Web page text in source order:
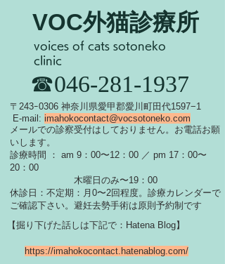
VOC外猫診療所
​☎046-281-1937
​〒243ｰ0306 神奈川県愛甲郡愛川町田代1597−1
E-mail: imahokocontact@vocsotoneko.com
​メールでの診察受付はしておりません。お電話お願
いします。
診療時間 ： am 9：00〜12：00 ／ pm 17：00〜
20：00
木曜日のみ〜19：00
休診日：不定期：月0〜2回程度。診療カレンダーで
ご確認下さい。 ​避妊去勢手術は原則予約制です
voices of cats sotoneko
clinic
https://imahokocontact.hatenablog.com/
【掘り下げた話しは下記で：Hatena Blog】